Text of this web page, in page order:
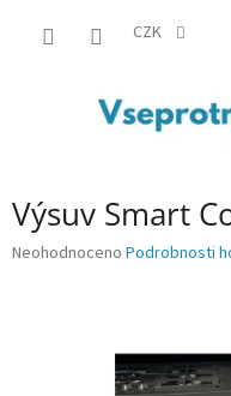
CZK
Výsuv Smart
Průměrné
Neohodnoceno Podrobnosti